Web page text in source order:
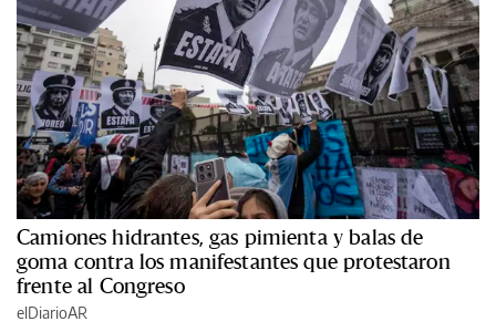
Camiones hidrantes, gas pimienta y balas de
goma contra los manifestantes que protestaron
frente al Congreso
elDiarioAR